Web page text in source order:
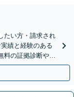
たい方・請求され
績と経験のある
料の証拠診断や着
さい。